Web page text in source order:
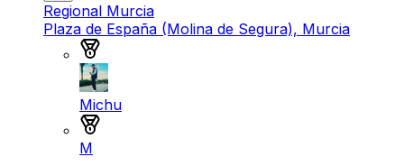
Regional Murcia
Plaza de España (Molina de Segura), Murcia
Michu
M